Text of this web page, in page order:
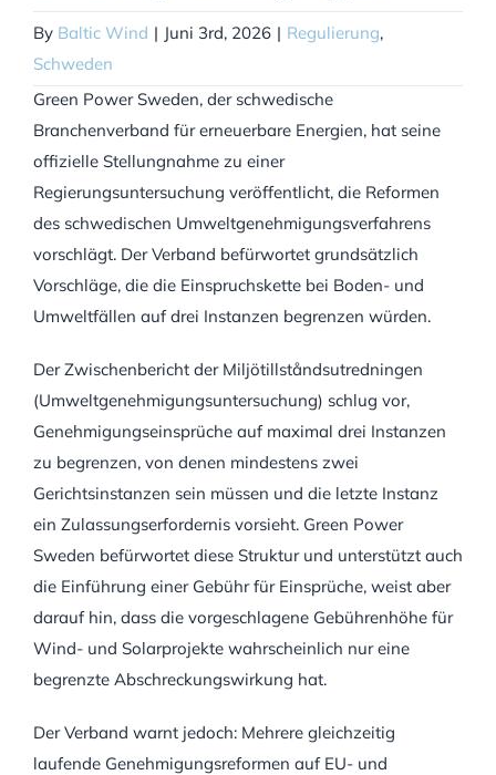
By Baltic Wind | Juni 3rd, 2026 | Regulierung,
Schweden
Green Power Sweden, der schwedische
Branchenverband für erneuerbare Energien, hat seine
offizielle Stellungnahme zu einer
Regierungsuntersuchung veröffentlicht, die Reformen
des schwedischen Umweltgenehmigungsverfahrens
vorschlägt. Der Verband befürwortet grundsätzlich
Vorschläge, die die Einspruchskette bei Boden- und
Umweltfällen auf drei Instanzen begrenzen würden.
Der Zwischenbericht der Miljötillståndsutredningen
(Umweltgenehmigungsuntersuchung) schlug vor,
Genehmigungseinsprüche auf maximal drei Instanzen
zu begrenzen, von denen mindestens zwei
Gerichtsinstanzen sein müssen und die letzte Instanz
ein Zulassungserfordernis vorsieht. Green Power
Sweden befürwortet diese Struktur und unterstützt auch
die Einführung einer Gebühr für Einsprüche, weist aber
darauf hin, dass die vorgeschlagene Gebührenhöhe für
Wind- und Solarprojekte wahrscheinlich nur eine
begrenzte Abschreckungswirkung hat.
Der Verband warnt jedoch: Mehrere gleichzeitig
laufende Genehmigungsreformen auf EU- und